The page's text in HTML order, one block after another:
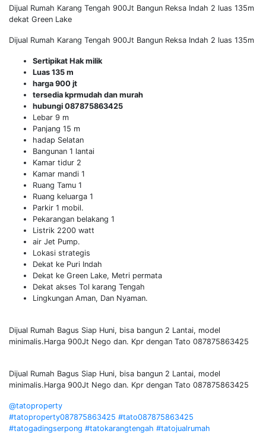
Dijual Rumah Karang Tengah 900Jt Bangun Reksa Indah 2 luas 135m
dekat Green Lake
Dijual Rumah Karang Tengah 900Jt Bangun Reksa Indah 2 luas 135m
Sertipikat Hak milik
Luas 135 m
harga 900 jt
tersedia kprmudah dan murah
hubungi 087875863425
Lebar 9 m
Panjang 15 m
hadap Selatan
Bangunan 1 lantai
Kamar tidur 2
Kamar mandi 1
Ruang Tamu 1
Ruang keluarga 1
Parkir 1 mobil.
Pekarangan belakang 1
Listrik 2200 watt
air Jet Pump.
Lokasi strategis
Dekat ke Puri Indah
Dekat ke Green Lake, Metri permata
Dekat akses Tol karang Tengah
Lingkungan Aman, Dan Nyaman.
Dijual Rumah Bagus Siap Huni, bisa bangun 2 Lantai, model
minimalis.Harga 900Jt Nego dan. Kpr dengan Tato 087875863425
Dijual Rumah Bagus Siap Huni, bisa bangun 2 Lantai, model
minimalis.Harga 900Jt Nego dan. Kpr dengan Tato 087875863425
@tatoproperty
#tatoproperty087875863425 #tato087875863425
#tatogadingserpong #tatokarangtengah #tatojualrumah